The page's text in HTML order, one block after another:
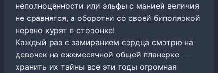
неполноценности или эльфы с манией величия
не сравнятся, а оборотни со своей биполяркой
нервно курят в сторонке!
Каждый раз с замиранием сердца смотрю на
девочек на ежемесячной общей планерке —
хранить их тайны все эти годы огромная